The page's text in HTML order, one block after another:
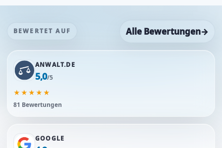
BEWERTET AUF Alle Bewertungen→
ANWALT.DE
5,0/5
★ ★ ★ ★ ★
81 Bewertungen
GOOGLE